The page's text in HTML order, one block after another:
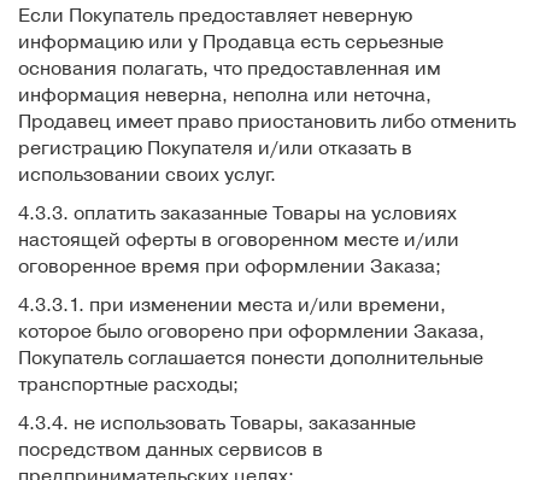
Если Покупатель предоставляет неверную
информацию или у Продавца есть серьезные
основания полагать, что предоставленная им
информация неверна, неполна или неточна,
Продавец имеет право приостановить либо отменить
регистрацию Покупателя и/или отказать в
использовании своих услуг.
4.3.3. оплатить заказанные Товары на условиях
настоящей оферты в оговоренном месте и/или
оговоренное время при оформлении Заказа;
4.3.3.1. при изменении места и/или времени,
которое было оговорено при оформлении Заказа,
Покупатель соглашается понести дополнительные
транспортные расходы;
4.3.4. не использовать Товары, заказанные
посредством данных сервисов в